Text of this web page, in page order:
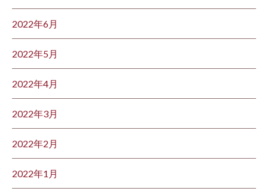
2022年6月
2022年5月
2022年4月
2022年3月
2022年2月
2022年1月